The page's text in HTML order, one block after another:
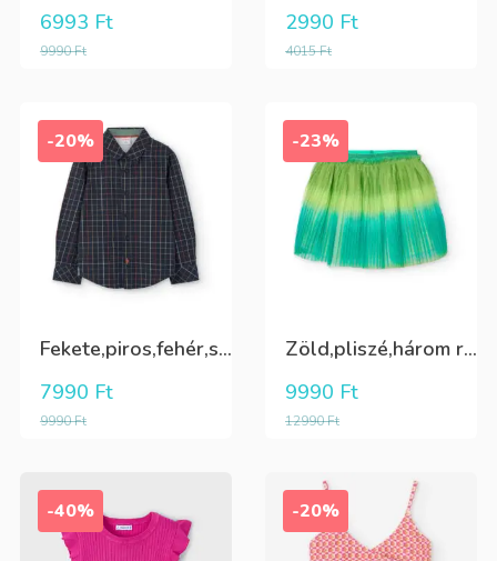
9990Ft
6993 Ft
4015Ft
2990 Ft
-20%
Fekete,piros,fehér,sárga kockás ing
9990Ft
7990 Ft
-23%
Zöld,pliszé,három rétegű(alatta csillogó tüll+kiwizöld vászon) szoknya
12990Ft
9990 Ft
-40% -20%